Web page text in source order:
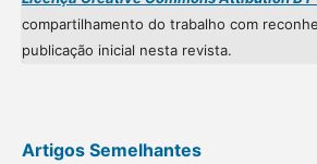
compartilhamento do trabalho com
publicação inicial nesta revista.
Artigos Semelhantes